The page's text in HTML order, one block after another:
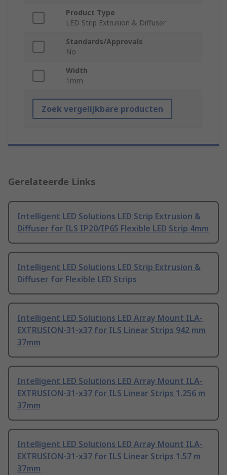
Product Type
LED Strip Extrusion & Diffuser
Standards/Approvals
No
Width
1mm
Zoek vergelijkbare producten
Gerelateerde Links
Intelligent LED Solutions LED Strip Extrusion &
Diffuser for ILS IP20/IP65 Flexible LED Strip 4mm
Intelligent LED Solutions LED Strip Extrusion &
Diffuser for Flexible LED Strips
Intelligent LED Solutions LED Array Mount ILA-
EXTRUSION-31-x37 for ILS Linear Strips 942 mm
37mm
Intelligent LED Solutions LED Array Mount ILA-
EXTRUSION-31-x37 for ILS Linear Strips 1.256 m
37mm
Intelligent LED Solutions LED Array Mount ILA-
EXTRUSION-31-x37 for ILS Linear Strips 1.57 m
37mm